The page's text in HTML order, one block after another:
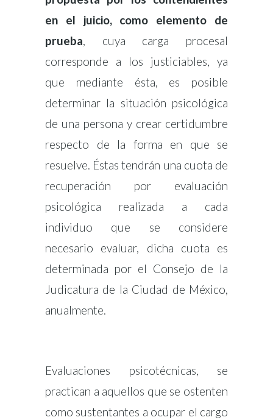
en el juicio, como elemento de
prueba, cuya carga procesal
corresponde a los justiciables, ya
que mediante ésta, es posible
determinar la situación psicológica
de una persona y crear certidumbre
respecto de la forma en que se
resuelve. Éstas tendrán una cuota de
recuperación por evaluación
psicológica realizada a cada
individuo que se considere
necesario evaluar, dicha cuota es
determinada por el Consejo de la
Judicatura de la Ciudad de México,
anualmente.
Evaluaciones psicotécnicas, se
practican a aquellos que se ostenten
como sustentantes a ocupar el cargo